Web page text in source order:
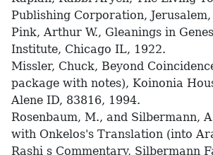
Publishing Corporation, Jerusalem,
Pink, Arthur W., Gleanings in
Institute, Chicago IL, 1922.
Missler, Chuck, Beyond
package with notes), Koinonia
Alene ID, 83816, 1994.
Rosenbaum, M., and Silbermann,
with Onkelos's Translation (into
Rashi s Commentary, Silbermann